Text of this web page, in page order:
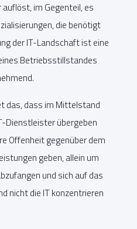
im Gegenteil, es
die benötigt
der IT-Landschaft ist eine
Betriebsstillstandes
das, dass im Mittelstand
Dienstleister übergeben
Offenheit gegenüber dem
geben, allein um
und sich auf das
nicht die IT konzentrieren